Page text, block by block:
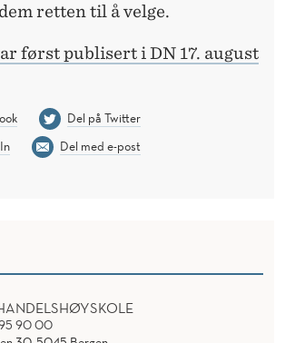
retten til å velge.
først publisert i DN 17. august
Del på Twitter
Del med e-post
90 00